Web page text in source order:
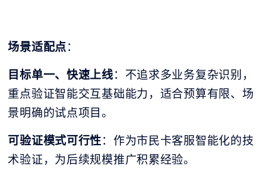
场景适配点：
目标单一、快速上线：不追求多业务复杂识别，
重点验证智能交互基础能力，适合预算有限、场
景明确的试点项目。
可验证模式可行性：作为市民卡客服智能化的技
术验证，为后续规模推广积累经验。